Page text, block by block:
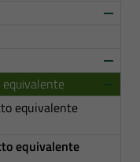
equivalente
equivalente